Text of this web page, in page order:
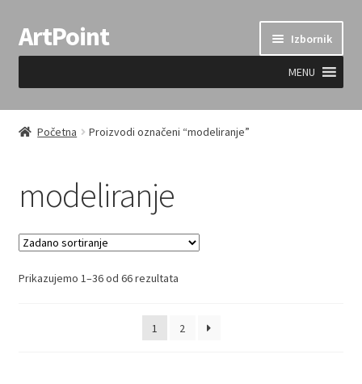
Preskoči
na
Skoči
do
ArtPoint Izbornik
MENU
Uvjeti prodaje
Početna Proizvodi označeni “modeliranje”
modeliranje
Prikazujemo 1–36 od 66 rezultata
1 2